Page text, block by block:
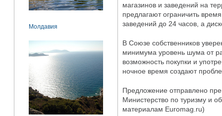
Молдавия
магазинов и заведений на
предлагают ограничить
заведений до 24 часов, а
В Союзе собственников
минимума уровень шума от
возможность покупки и
ночное время создают
Предложение отправлено
Министерство по туризму и
материалам Euromag.ru)